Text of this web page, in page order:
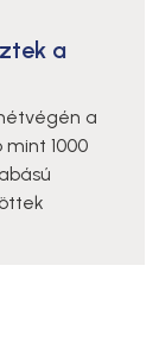
a
a
1000